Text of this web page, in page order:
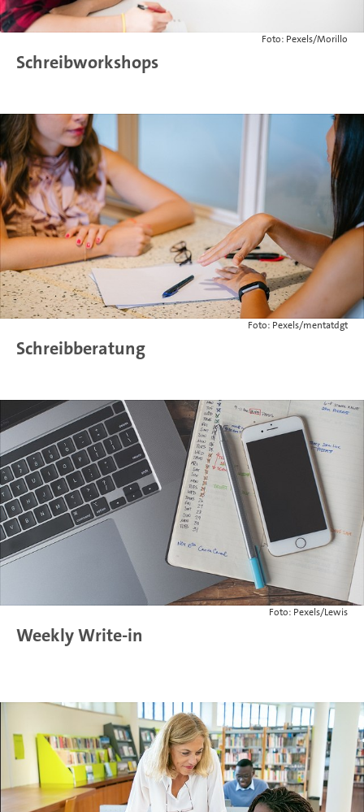
Foto: Pexels/Morillo
Schreibworkshops
Foto: Pexels/mentatdgt
Schreibberatung
Foto: Pexels/Lewis
Weekly Write-in